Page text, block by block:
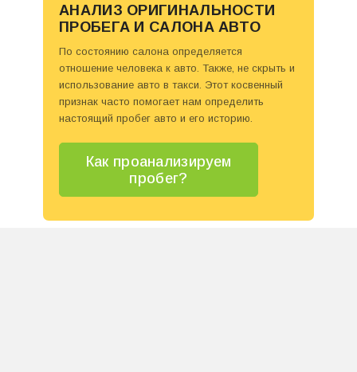
АНАЛИЗ ОРИГИНАЛЬНОСТИ
ПРОБЕГА И САЛОНА АВТО
По состоянию салона определяется
отношение человека к авто. Также, не скрыть и
использование авто в такси. Этот косвенный
признак часто помогает нам определить
настоящий пробег авто и его историю.
Как проанализируем
пробег?